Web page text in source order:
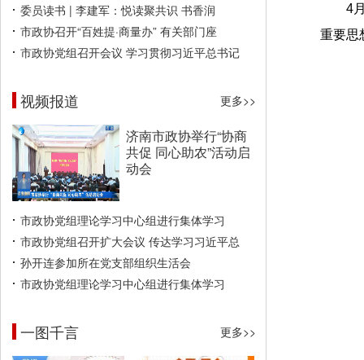
委员读书 | 李建军：悦读聚共识 书香润
市政协召开“百姓提·商量办” 有关部门座
市政协党组召开会议 学习贯彻习近平总书记
视频报道 更多>>
济南市政协举行“协商
共促 同心助农”活动启
动会
市政协党组理论学习中心组进行集体学习
市政协党组召开扩大会议 传达学习习近平总
孙开连参加所在党支部组织生活会
市政协党组理论学习中心组进行集体学习
一图千言 更多>>
4
重要思